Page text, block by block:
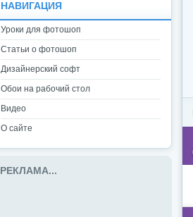
НАВИГАЦИЯ
Уроки для фотошоп
Статьи о фотошоп
Дизайнерский софт
Обои на рабочий стол
Видео
О сайте
РЕКЛАМА...